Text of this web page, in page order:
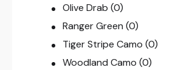
Olive Drab (0)
Ranger Green (0)
Tiger Stripe Camo (0)
Woodland Camo (0)